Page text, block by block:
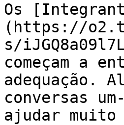
Os
(https://
s/
começam a
adequação.
conversas
ajudar muito